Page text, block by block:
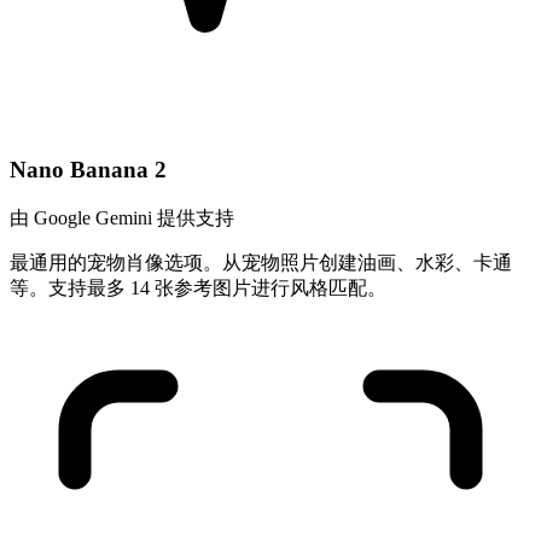
Nano Banana 2
由 Google Gemini 提供支持
最通用的宠物肖像选项。从宠物照片创建油画、水彩、卡通
等。支持最多 14 张参考图片进行风格匹配。